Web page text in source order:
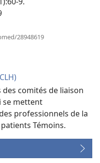
28948619
comités de liaison
se mettent
professionnels de la
Témoins.